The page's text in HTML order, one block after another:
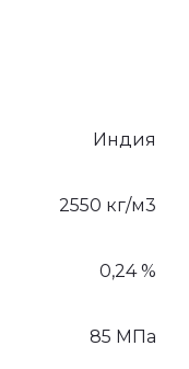
Индия
2550 кг/м3
0,24 %
85 МПа